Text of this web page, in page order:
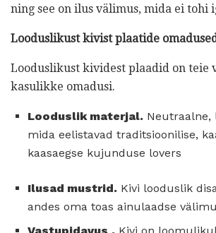
ning see on ilus välimus, mida ei tohi
Looduslikust kivist plaatide
Looduslikust kividest plaadid on teie
kasulikke omadusi.
Looduslik materjal. Neutraalne,
mida eelistavad traditsioonilise,
kaasaegse kujunduse lovers
Ilusad mustrid. Kivi looduslik
andes oma toas ainulaadse